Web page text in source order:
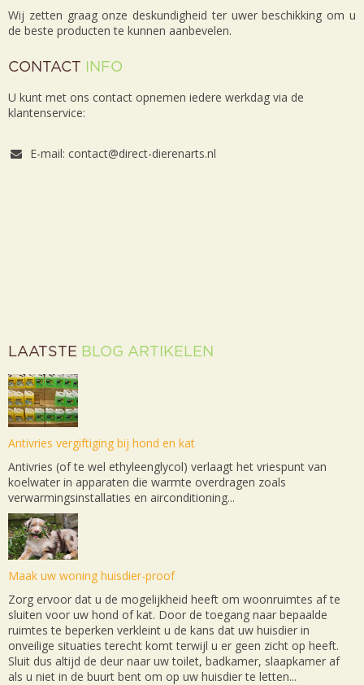
Wij zetten graag onze deskundigheid ter uwer beschikking om u
de beste producten te kunnen aanbevelen.
CONTACT INFO
U kunt met ons contact opnemen iedere werkdag via de
klantenservice:
E-mail: contact@direct-dierenarts.nl
LAATSTE BLOG ARTIKELEN
Antivries vergiftiging bij hond en kat
Antivries (of te wel ethyleenglycol) verlaagt het vriespunt van
koelwater in apparaten die warmte overdragen zoals
verwarmingsinstallaties en airconditioning...
Maak uw woning huisdier-proof
Zorg ervoor dat u de mogelijkheid heeft om woonruimtes af te
sluiten voor uw hond of kat. Door de toegang naar bepaalde
ruimtes te beperken verkleint u de kans dat uw huisdier in
onveilige situaties terecht komt terwijl u er geen zicht op heeft.
Sluit dus altijd de deur naar uw toilet, badkamer, slaapkamer af
als u niet in de buurt bent om op uw huisdier te letten...